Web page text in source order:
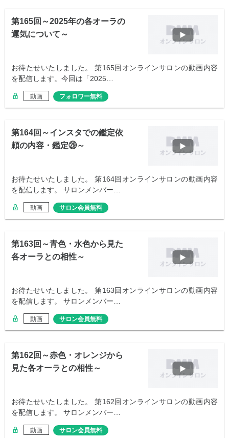
第165回～2025年の各オーラの
運気について～
お待たせいたしました。 第165回オンラインサロンの動画内容
を配信します。今回は「2025…
動画 フォロワー無料
第164回～インスタでの鑑定依
頼の内容・鑑定㉙～
お待たせいたしました。 第164回オンラインサロンの動画内容
を配信します。 サロンメンバー…
動画 サロン会員無料
第163回～青色・水色から見た
各オーラとの相性～
お待たせいたしました。 第163回オンラインサロンの動画内容
を配信します。 サロンメンバー…
動画 サロン会員無料
第162回～赤色・オレンジから
見た各オーラとの相性～
お待たせいたしました。 第162回オンラインサロンの動画内容
を配信します。 サロンメンバー…
動画 サロン会員無料